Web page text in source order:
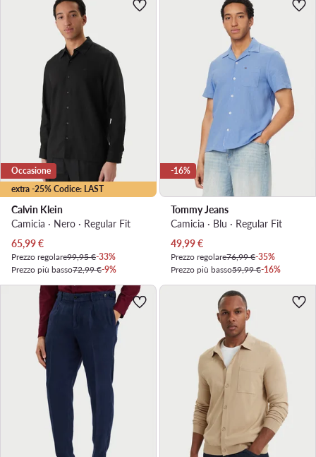
extra -25% Codice: LAST
Occasione
Calvin Klein
Camicia · Nero · Regular Fit
Prezzo attuale
65,99€
Prezzo regolare99,95 €-33%
Prezzo più basso72,99 €-9%
-16%
Tommy Jeans
Camicia · Blu · Regular Fit
Prezzo attuale
49,99€
Prezzo regolare76,99 €-35%
Prezzo più basso59,99 €-16%